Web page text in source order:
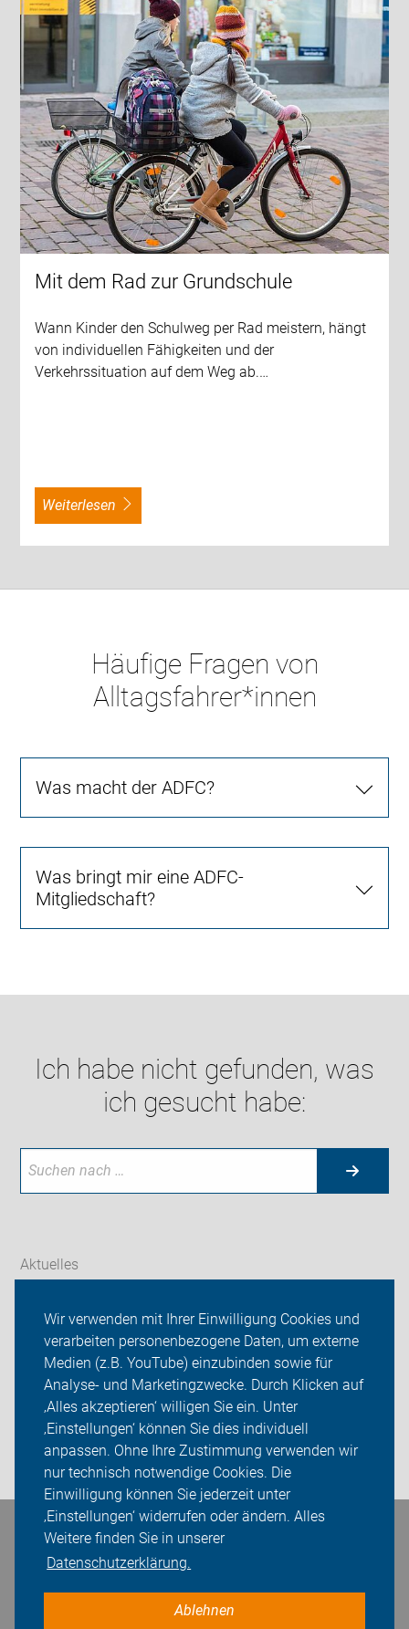
Wir verwenden mit Ihrer Einwilligung Cookies und
verarbeiten personenbezogene Daten, um externe
Medien (z.B. YouTube) einzubinden sowie für
Analyse- und Marketingzwecke. Durch Klicken auf
‚Alles akzeptieren‘ willigen Sie ein. Unter
‚Einstellungen‘ können Sie dies individuell
anpassen. Ohne Ihre Zustimmung verwenden wir
nur technisch notwendige Cookies. Die
Einwilligung können Sie jederzeit unter
‚Einstellungen‘ widerrufen oder ändern. Alles
Weitere finden Sie in unserer
Datenschutzerklärung.
Ablehnen
Mit dem Rad zur Grundschule
Wann Kinder den Schulweg per Rad meistern, hängt
von individuellen Fähigkeiten und der
Verkehrssituation auf dem Weg ab.…
weiterlesen
Häufige Fragen von
Alltagsfahrer*innen
Was macht der ADFC?
Was bringt mir eine ADFC-
Mitgliedschaft?
Ich habe nicht gefunden, was
ich gesucht habe:
Aktuelles
Radtouren
ADFC Ilm-Kreis
Sei dabei
Login
Bleiben Sie in Kontakt